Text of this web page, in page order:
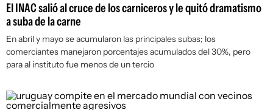
El INAC salió al cruce de los carniceros y le quitó dramatismo
a suba de la carne
En abril y mayo se acumularon las principales subas; los
comerciantes manejaron porcentajes acumulados del 30%, pero
para al instituto fue menos de un tercio